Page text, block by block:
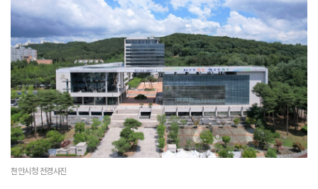
천안시청 전경사진